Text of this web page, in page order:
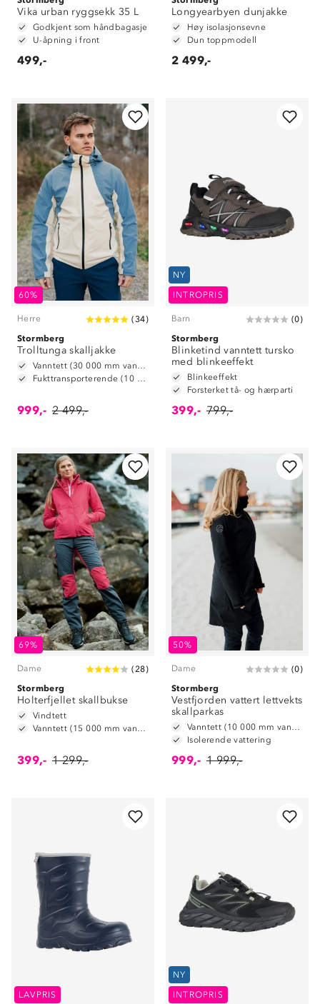
Vika urban ryggsekk 35 L
Godkjent som håndbagasje
U-åpning i front
499,-
Longyearbyen dunjakke
Høy isolasjonsevne
Dun toppmodell
2 499,-
60%
Herre (34)
Stormberg
Trolltunga skalljakke
Vanntett (30 000 mm vannsøyle)
Fukttransporterende (10 000 g/m2/24t)
999,- 2 499,-
NY
INTROPRIS
Barn (0)
Stormberg
Blinketind vanntett tursko
med blinkeeffekt
Blinkeeffekt
Forsterket tå- og hærparti
399,- 799,-
69%
Dame (28)
Stormberg
Holterfjellet skallbukse
Vindtett
Vanntett (15 000 mm vannsøyle)
399,- 1 299,-
50%
Dame (0)
Stormberg
Vestfjorden vattert lettvekts
skallparkas
Vanntett (10 000 mm vannsøyle)
Isolerende vattering
999,- 1 999,-
LAVPRIS
NY
INTROPRIS